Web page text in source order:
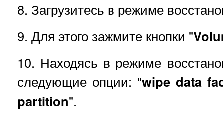
8. Загрузитесь в режиме
9. Для этого зажмите кнопки "
10. Находясь в режиме
следующие опции: "wipe data
partition".